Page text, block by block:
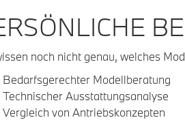
noch nicht genau, welches
Bedarfsgerechter Modellberatung
Technischer Ausstattungsanalyse
Vergleich von Antriebskonzepten